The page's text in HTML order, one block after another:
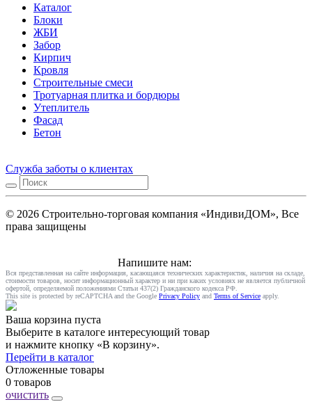
Каталог
Блоки
ЖБИ
Забор
Кирпич
Кровля
Строительные смеси
Тротуарная плитка и бордюры
Утеплитель
Фасад
Бетон
Служба заботы о клиентах
© 2026 Строительно-торговая компания «ИндивиДОМ», Все
права защищены
Напишите нам:
Вся представленная на сайте информация, касающаяся технических характеристик, наличия на складе,
стоимости товаров, носит информационный характер и ни при каких условиях не является публичной
офертой, определяемой положениями Статьи 437(2) Гражданского кодекса РФ.
This site is protected by reCAPTCHA and the Google Privacy Policy and Terms of Service apply.
Ваша корзина пуста
Выберите в каталоге интересующий товар
и нажмите кнопку «В корзину».
Перейти в каталог
Отложенные товары
0 товаров
очистить